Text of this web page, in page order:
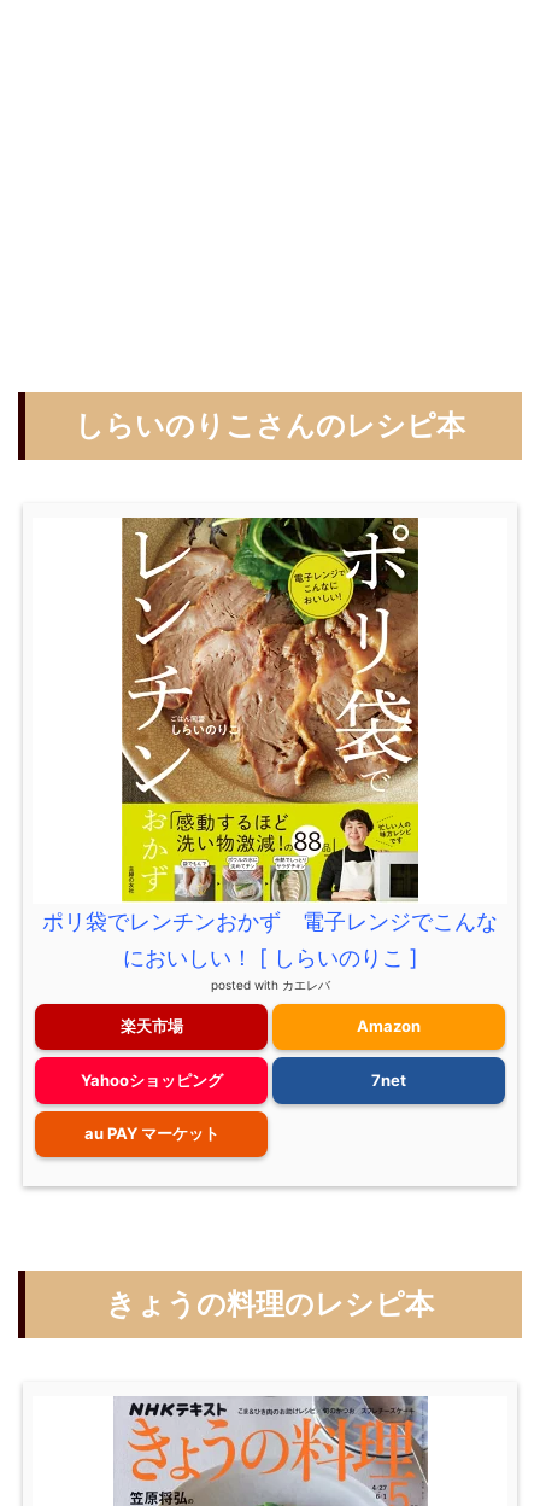
しらいのりこさんのレシピ本
ポリ袋でレンチンおかず 電子レンジでこんな
においしい！ [ しらいのりこ ]
posted with カエレバ
楽天市場 Amazon
Yahooショッピング 7net
au PAY マーケット
きょうの料理のレシピ本